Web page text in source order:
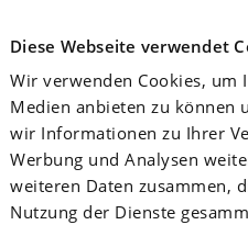
Diese Webseite verwendet
Wir verwenden Cookies, um
Medien anbieten zu können
wir Informationen zu Ihrer
Werbung und Analysen
weiteren Daten zusammen,
Nutzung der Dienste